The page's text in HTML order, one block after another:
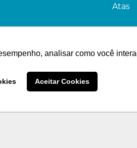
analisar como você
Aceitar Cookies
Atas